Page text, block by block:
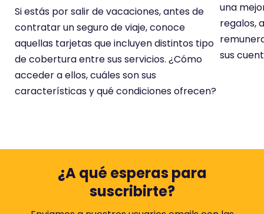
Si estás por salir de vacaciones, antes de
contratar un seguro de viaje, conoce
aquellas tarjetas que incluyen distintos tipo
de cobertura entre sus servicios. ¿Cómo
acceder a ellos, cuáles son sus
características y qué condiciones ofrecen?
una
regalos,
sus
¿A qué esperas para
suscribirte?